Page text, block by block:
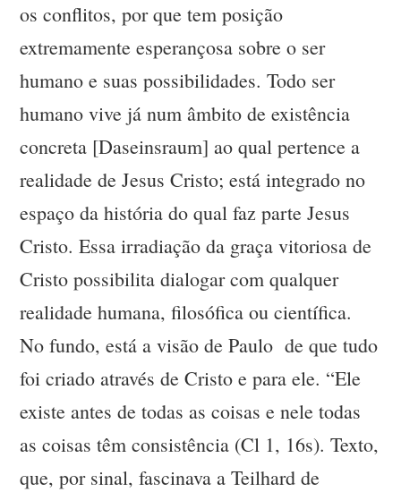
os conflitos, por que tem posição
extremamente esperançosa sobre o ser
humano e suas possibilidades. Todo ser
humano vive já num âmbito de existência
concreta [Daseinsraum] ao qual pertence a
realidade de Jesus Cristo; está integrado no
espaço da história do qual faz parte Jesus
Cristo. Essa irradiação da graça vitoriosa de
Cristo possibilita dialogar com qualquer
realidade humana, filosófica ou científica.
No fundo, está a visão de Paulo de que tudo
foi criado através de Cristo e para ele. “Ele
existe antes de todas as coisas e nele todas
as coisas têm consistência (Cl 1, 16s). Texto,
que, por sinal, fascinava a Teilhard de